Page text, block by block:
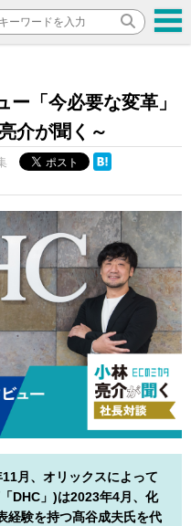
「今必要な変革」
介が聞く～
月、オリックスによって
DHC」)は2023年4月、化
経験を持つ髙谷成夫氏を代